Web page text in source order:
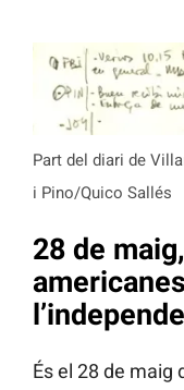
Part del diari de
i Pino/Quico Sallés
28 de
És el 28 de maig